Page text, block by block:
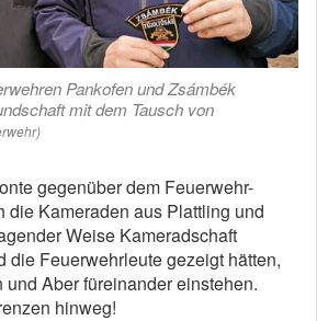
Pankofen und Zsámbék
mit dem Tausch von
gegenüber dem Feuerwehr-
die Kameraden aus Plattling und
Weise Kameradschaft
die Feuerwehrleute gezeigt hätten,
Aber füreinander einstehen.
hinweg!